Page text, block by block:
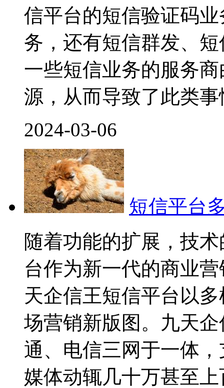
信平台的短信验证码
务，还有短信群发、
一些短信业务的服务
源，从而导致了此类事
2024-03-06
短信平台
随着功能的扩展，技
台作为新一代的商业
天企信王短信平台以
场营销新版图。九天
通、电信三网于一体
媒体动辄几十万甚至